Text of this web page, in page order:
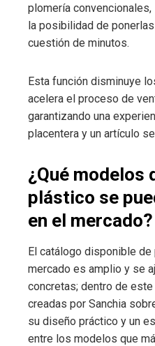
plomería
la posibilidad de
cuestión de minutos.
Esta función disminuye
acelera el proceso de
garantizando una
placentera y un artículo
¿Qué modelos
plástico se
en el mercado?
El catálogo disponible
mercado es amplio y se
concretas; dentro de
creadas por Sanchia
su diseño práctico y un
entre los modelos que